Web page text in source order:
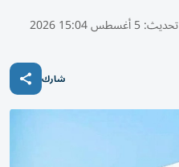
5 أغسطس 15:04 2026
شارك